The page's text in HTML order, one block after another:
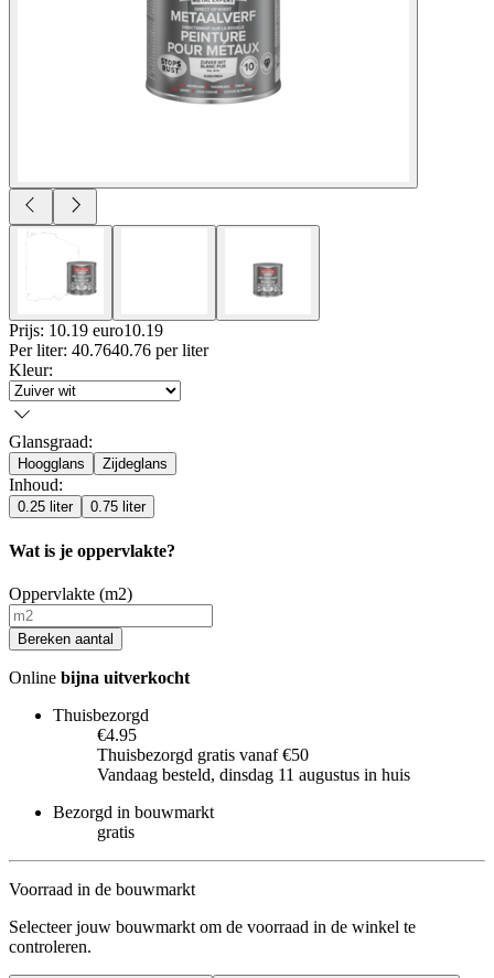
Prijs: 10.19 euro10.19
Per liter: 40.7640.76 per liter
Kleur:
Glansgraad:
Hoogglans Zijdeglans
Inhoud:
0.25 liter 0.75 liter
Wat is je oppervlakte?
Oppervlakte (m2)
Bereken aantal
Online bijna uitverkocht
Thuisbezorgd
€4.95
Thuisbezorgd gratis vanaf €50
Vandaag besteld, dinsdag 11 augustus in huis
Bezorgd in bouwmarkt
gratis
Voorraad in de bouwmarkt
Selecteer jouw bouwmarkt om de voorraad in de winkel te
controleren.